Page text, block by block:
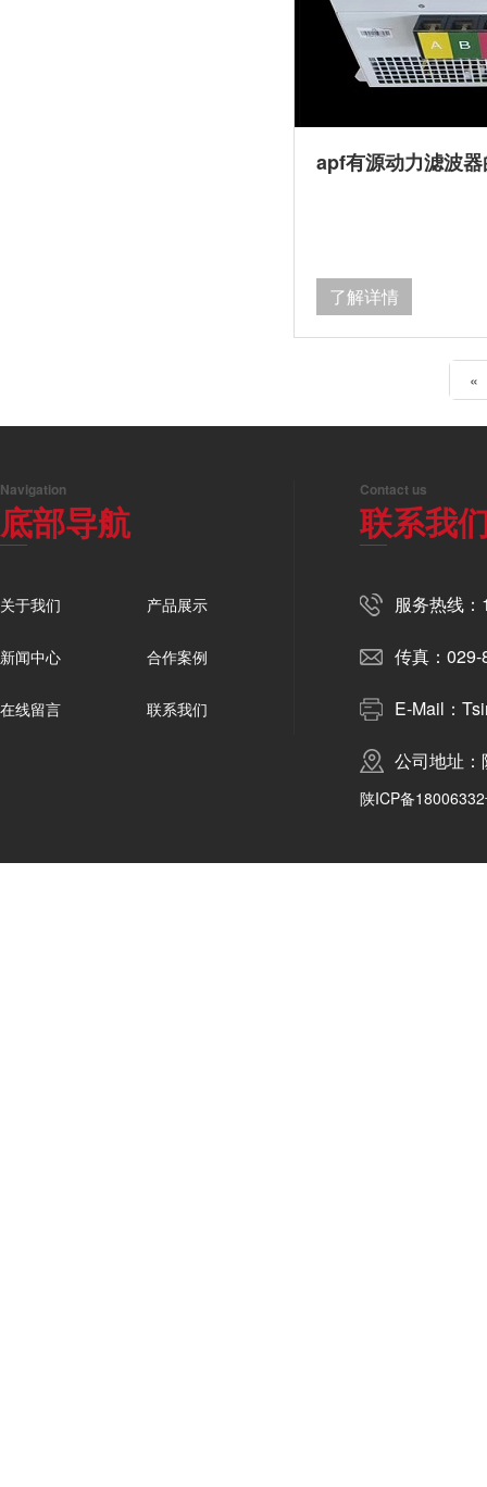
apf有源动力滤波
了解详情
«
Navigation
底部导航
关于我们 产品展示
新闻中心 合作案例
在线留言 联系我们
Contact us
联系我
服务热线
传真：
E-Mail：
公司地址
陕ICP备